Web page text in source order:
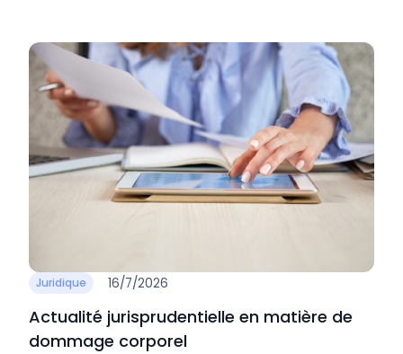
Juridique 16/7/2026
Actualité jurisprudentielle en matière de
dommage corporel